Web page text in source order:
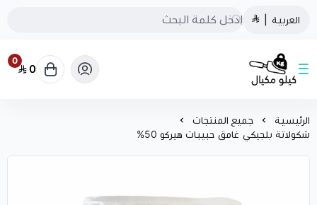
العربية
كيلو مكيال
0
0
الرئيسية
جميع المنتجات
شكولاتة بلجيكي غامق حبيبات هيركو 50%